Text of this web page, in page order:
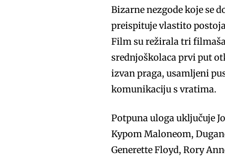
Bizarne nezgode koje se
preispituje vlastito
Film su režirala tri
srednjoškolaca prvi put
izvan praga, usamljeni
komunikaciju s vratima.
Potpuna uloga uključuje
Kypom Maloneom,
Generette Floyd, Rory